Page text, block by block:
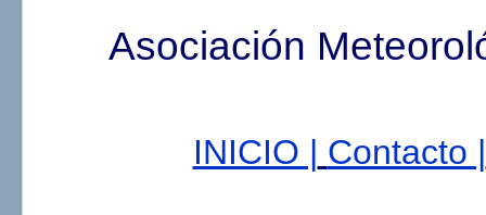
Asociación
INICIO | Contacto |